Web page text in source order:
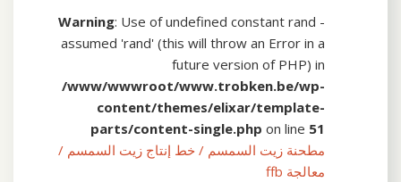
Warning: Use of undefined constant rand -
assumed 'rand' (this will throw an Error in a
future version of PHP) in
/www/wwwroot/www.trobken.be/wp-
content/themes/elixar/template-
parts/content-single.php on line 51
مطحنة زيت السمسم / خط إنتاج زيت السمسم /
معالجة ffb